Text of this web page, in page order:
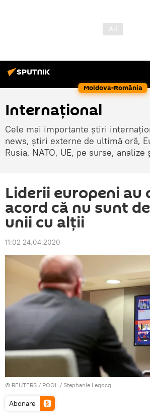
Moldova-România
Internaţional
Cele mai importante știri
news, știri externe de ultimă oră,
Rusia, NATO, UE, pe surse,
Liderii europeni au
acord că nu sunt
unii cu alții
11:02 24.04.2020
© REUTERS / POOL / Stephanie Leqocq
Abonare